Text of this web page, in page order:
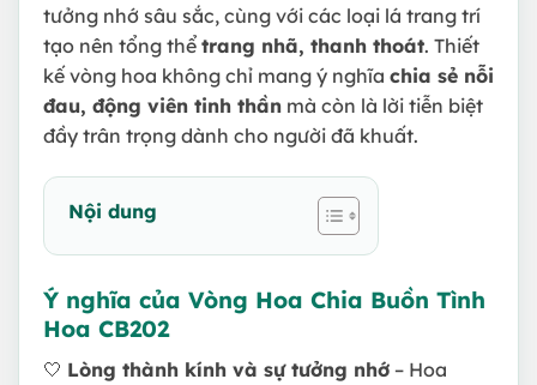
tưởng nhớ sâu sắc, cùng với các loại lá trang trí
tạo nên tổng thể trang nhã, thanh thoát. Thiết
kế vòng hoa không chỉ mang ý nghĩa chia sẻ nỗi
đau, động viên tinh thần mà còn là lời tiễn biệt
đầy trân trọng dành cho người đã khuất.
Nội dung
Ý nghĩa của Vòng Hoa Chia Buồn Tình
Hoa CB202
🤍 Lòng thành kính và sự tưởng nhớ – Hoa